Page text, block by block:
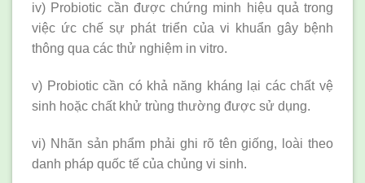
iv) Probiotic cần được chứng minh hiệu quả trong
việc ức chế sự phát triển của vi khuẩn gây bệnh
thông qua các thử nghiệm in vitro.
v) Probiotic cần có khả năng kháng lại các chất vệ
sinh hoặc chất khử trùng thường được sử dụng.
vi) Nhãn sản phẩm phải ghi rõ tên giống, loài theo
danh pháp quốc tế của chủng vi sinh.